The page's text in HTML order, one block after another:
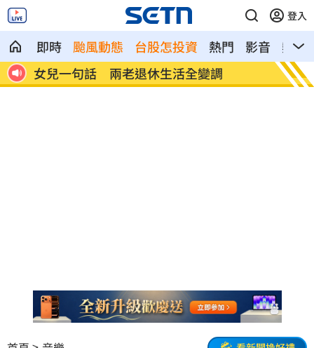
登入
即時 颱風動態 台股怎投資 熱門 影音
熱搜
女兒一句話 兩老退休生活全變調
記憶
襲